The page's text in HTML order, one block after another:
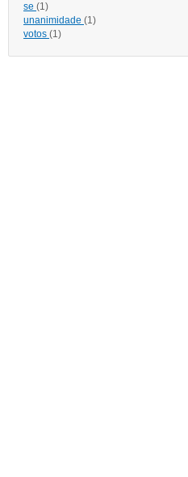
se (1)
unanimidade (1)
votos (1)